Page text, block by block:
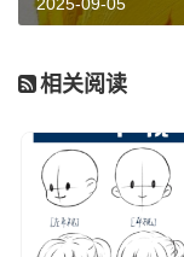
调简约，只为后续
相关阅读